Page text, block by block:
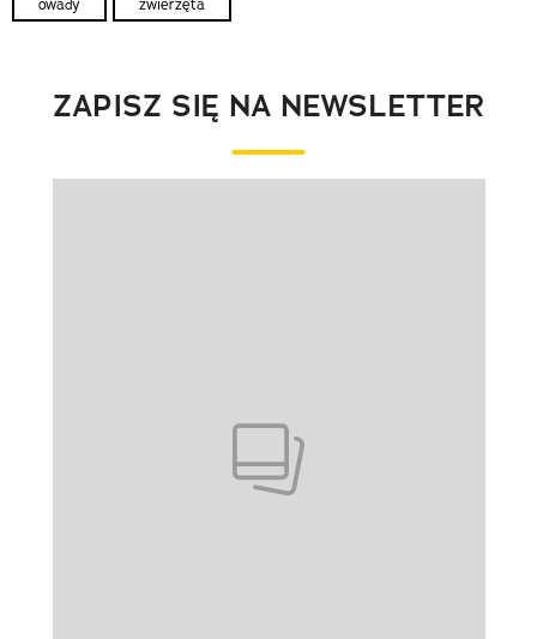
owady zwierzęta
ZAPISZ SIĘ NA NEWSLETTER